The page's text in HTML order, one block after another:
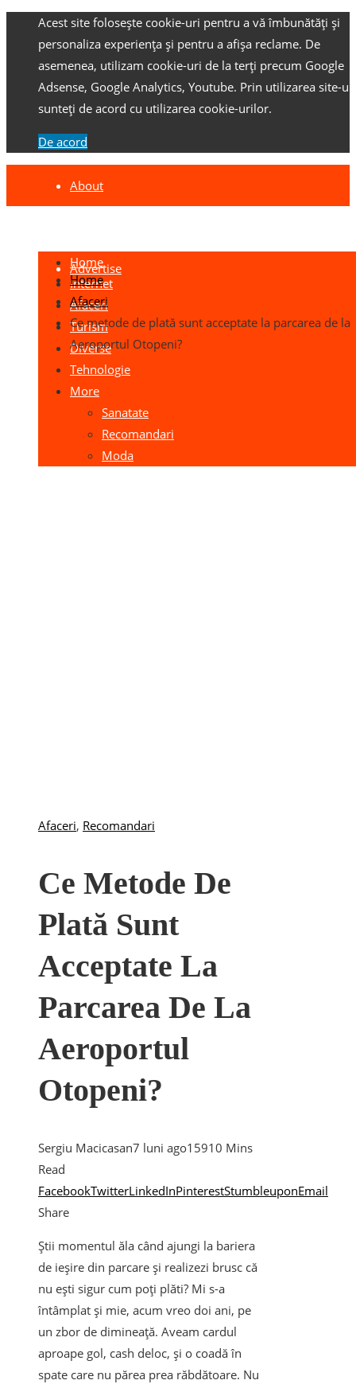
Acest site folosește cookie-uri pentru a vă îmbunătăți și
personaliza experiența și pentru a afișa reclame. De
asemenea, utilizam cookie-uri de la terți precum Google
Adsense, Google Analytics, Youtube. Prin utilizarea site-
sunteți de acord cu utilizarea cookie-urilor.
De acord
About
Advertise
Home
Internet
Afaceri
Turism
Diverse
Tehnologie
More
Sanatate
Recomandari
Moda
Home
Afaceri
Ce metode de plată sunt acceptate la parcarea de la
Aeroportul Otopeni?
Afaceri, Recomandari
Ce Metode De
Plată Sunt
Acceptate La
Parcarea De La
Aeroportul
Otopeni?
Sergiu Macicasan7 luni ago15910 Mins
Read
FacebookTwitterLinkedInPinterestStumbleuponEmail
Share
Știi momentul ăla când ajungi la bariera
de ieșire din parcare și realizezi brusc că
nu ești sigur cum poți plăti? Mi s-a
întâmplat și mie, acum vreo doi ani, pe
un zbor de dimineață. Aveam cardul
aproape gol, cash deloc, și o coadă în
spate care nu părea prea răbdătoare. Nu